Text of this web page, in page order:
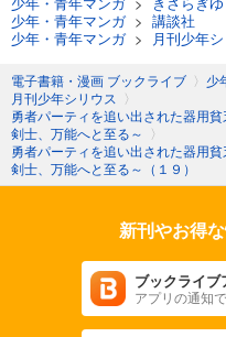
少年・青年マンガ> 講談社
少年・青年マンガ> 月刊少年
電子書籍・漫画 ブックライブ 〉 少
月刊少年シリウス 〉
勇者パーティを追い出された器用
剣士、万能へと至る～ 〉
勇者パーティを追い出された器用
剣士、万能へと至る～（１９）
新刊やお得
ブックライブ
アプリの通知